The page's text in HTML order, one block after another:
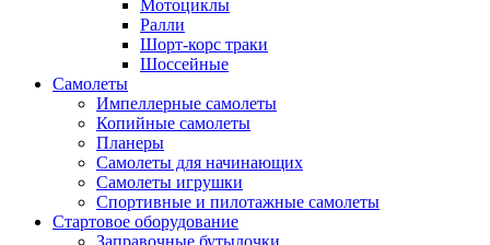
Мотоциклы
Ралли
Шорт-корс траки
Шоссейные
Самолеты
Импеллерные самолеты
Копийные самолеты
Планеры
Самолеты для начинающих
Самолеты игрушки
Спортивные и пилотажные самолеты
Стартовое оборудование
Заправочные бутылочки